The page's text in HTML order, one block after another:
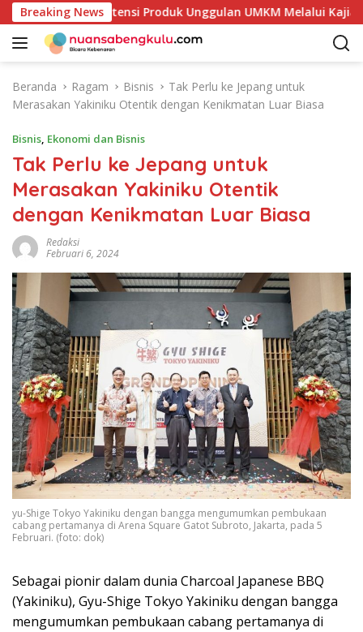
a
Breaking News
Petakan Potensi Produk Unggulan UMKM Melalui Kajian
Beranda Ragam Bisnis
Tak Perlu ke Jepang untuk
Merasakan Yakiniku Otentik dengan Kenikmatan Luar Biasa
Bisnis, Ekonomi dan Bisnis
Tak Perlu ke Jepang untuk
Merasakan Yakiniku Otentik
dengan Kenikmatan Luar Biasa
Redaksi
Februari 6, 2024
yu-Shige Tokyo Yakiniku dengan bangga mengumumkan pembukaan
cabang pertamanya di Arena Square Gatot Subroto, Jakarta, pada 5
Februari. (foto: dok)
Sebagai pionir dalam dunia Charcoal Japanese BBQ
(Yakiniku), Gyu-Shige Tokyo Yakiniku dengan bangga
mengumumkan pembukaan cabang pertamanya di